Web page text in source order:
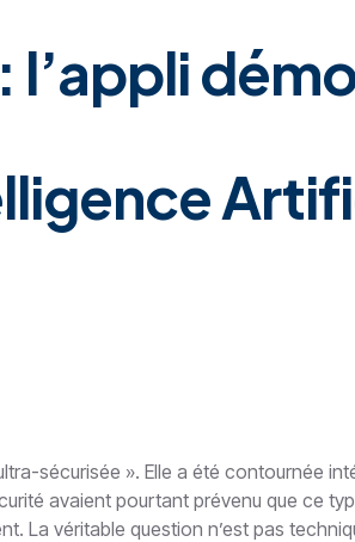
sécurisée ». Elle a été contournée
avaient pourtant prévenu que ce
véritable question n’est pas